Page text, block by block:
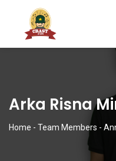
Arka Risna
Home - Team Members -